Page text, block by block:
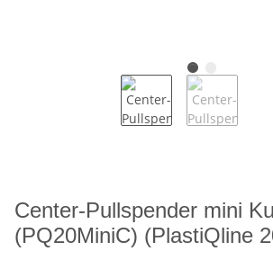
Center-Pullspender mini
(PQ20MiniC) (PlastiQline